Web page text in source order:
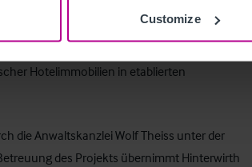
Customize
strukturierten Betreibersuche und unterstützte
sowie internationalem Marktzugang.
internationalen Hotelbetreibern und
Hotelimmobilien in etablierten
die Anwaltskanzlei Wolf Theiss unter der
des Projekts übernimmt Hinterwirth